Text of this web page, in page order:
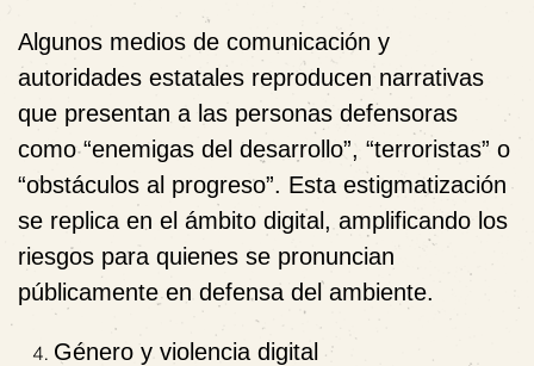
Algunos medios de comunicación y
autoridades estatales reproducen narrativas
que presentan a las personas defensoras
como “enemigas del desarrollo”, “terroristas” o
“obstáculos al progreso”. Esta estigmatización
se replica en el ámbito digital, amplificando los
riesgos para quienes se pronuncian
públicamente en defensa del ambiente.
Género y violencia digital